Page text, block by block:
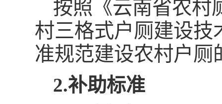
按照《云南省农村
村三格式户厕建设技
准规范建设农村户厕
2.补助标准